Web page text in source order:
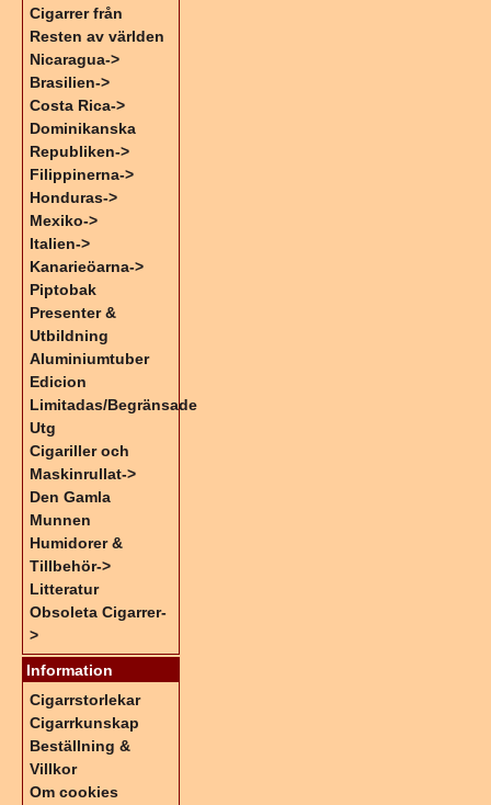
Cigarrer från
Resten av världen
Nicaragua->
Brasilien->
Costa Rica->
Dominikanska
Republiken->
Filippinerna->
Honduras->
Mexiko->
Italien->
Kanarieöarna->
Piptobak
Presenter &
Utbildning
Aluminiumtuber
Edicion
Limitadas/Begränsade
Utg
Cigariller och
Maskinrullat->
Den Gamla
Munnen
Humidorer &
Tillbehör->
Litteratur
Obsoleta Cigarrer-
>
Information
Cigarrstorlekar
Cigarrkunskap
Beställning &
Villkor
Om cookies